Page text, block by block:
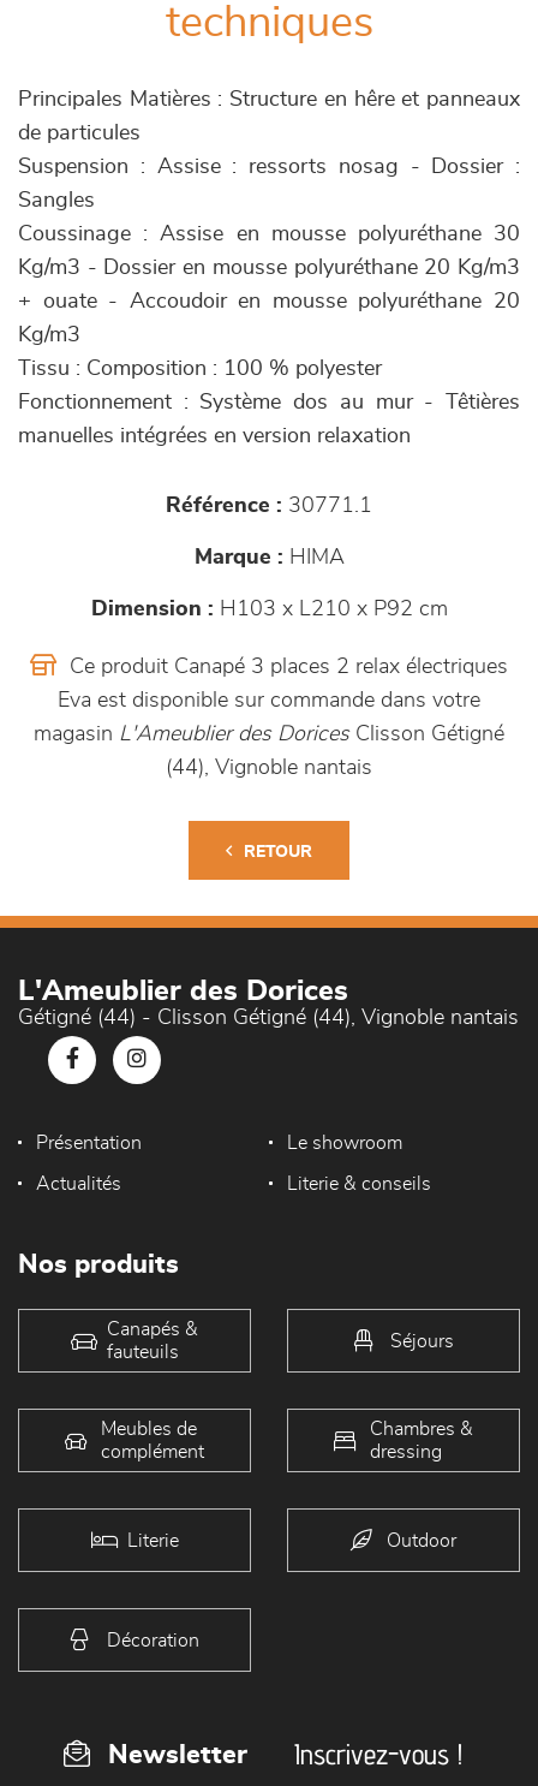
techniques
Principales Matières : Structure en hêre et panneaux
de particules
Suspension : Assise : ressorts nosag - Dossier :
Sangles
Coussinage : Assise en mousse polyuréthane 30
Kg/m3 - Dossier en mousse polyuréthane 20 Kg/m3
+ ouate - Accoudoir en mousse polyuréthane 20
Kg/m3
Tissu : Composition : 100 % polyester
Fonctionnement : Système dos au mur - Têtières
manuelles intégrées en version relaxation
Référence : 30771.1
Marque : HIMA
Dimension : H103 x L210 x P92 cm
Ce produit Canapé 3 places 2 relax électriques
Eva est disponible sur commande dans votre
magasin L'Ameublier des DoricesClisson Gétigné
(44), Vignoble nantais
RETOUR
L'Ameublier des Dorices
Gétigné (44) - Clisson Gétigné (44), Vignoble nantais
Présentation Le showroom
Actualités Literie & conseils
Nos produits
Canapés &
fauteuils
Séjours
Meubles de
complément
Chambres &
dressing
Literie Outdoor
Décoration
Newsletter Inscrivez-vous !